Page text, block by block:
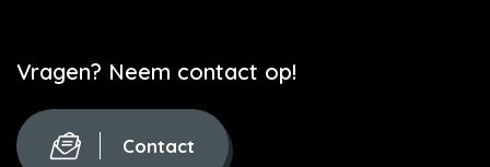
Vragen? Neem contact op!
Contact